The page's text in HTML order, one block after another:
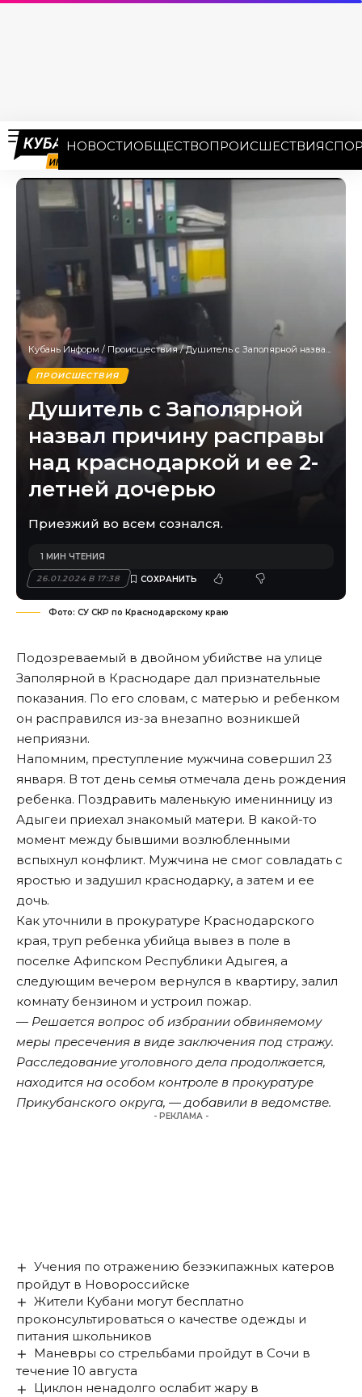
НОВОСТИОБЩЕСТВОПРОИСШЕСТВИЯ
Кубань Информ / Происшествия/Душитель с Заполярной назвал причину расправы над краснодаркой и ее 2-летней дочерью
ПРОИСШЕСТВИЯ
Душитель с Заполярной
назвал причину расправы
над краснодаркой и ее 2-
летней дочерью
Приезжий во всем сознался.
26.01.2024 В 17:38
1 МИН ЧТЕНИЯ
Фото: СУ СКР по Краснодарскому краю
Подозреваемый в двойном убийстве на улице
Заполярной в Краснодаре дал признательные
показания. По его словам, с матерью и ребенком
он расправился из-за внезапно возникшей
неприязни.
Напомним, преступление мужчина совершил 23
января. В тот день семья отмечала день рождения
ребенка. Поздравить маленькую именинницу из
Адыгеи приехал знакомый матери. В какой-то
момент между бывшими возлюбленными
вспыхнул конфликт. Мужчина не смог совладать с
яростью и задушил краснодарку, а затем и ее
дочь.
Как уточнили в прокуратуре Краснодарского
края, труп ребенка убийца вывез в поле в
поселке Афипском Республики Адыгея, а
следующим вечером вернулся в квартиру, залил
комнату бензином и устроил пожар.
— Решается вопрос об избрании обвиняемому
меры пресечения в виде заключения под стражу.
Расследование уголовного дела продолжается,
находится на особом контроле в прокуратуре
Прикубанского округа, — добавили в ведомстве.
- РЕКЛАМА -
Учения по отражению безэкипажных катеров
пройдут в Новороссийске
Жители Кубани могут бесплатно
проконсультироваться о качестве одежды и
питания школьников
Маневры со стрельбами пройдут в Сочи в
течение 10 августа
Циклон ненадолго ослабит жару в